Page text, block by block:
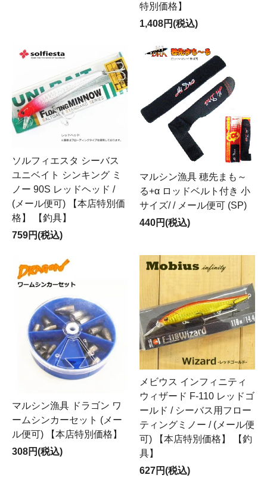
特別価格】
1,408円(税込)
ソルフィエスタ シーバス
ユニベイト シンキング ミ
ノー 90S レッドヘッド /
(メール便可) 【本店特別価
格】 【釣具】
759円(税込)
マルシン漁具 穂先まも～
る+α ロッドベルト付き 小
サイズ/ / メール便可 (SP)
440円(税込)
マルシン漁具 ドラゴン ワ
ームシンカーセット (メー
ル便可) 【本店特別価格】
308円(税込)
メビウス インフィニティ
ウィザード F-110 レッドゴ
ールド / シーバス用フロー
ティングミノー / (メール便
可) 【本店特別価格】 【釣
具】
627円(税込)